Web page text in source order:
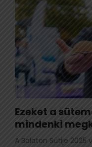
Ezeket a
mindenki
A Balaton Sütije